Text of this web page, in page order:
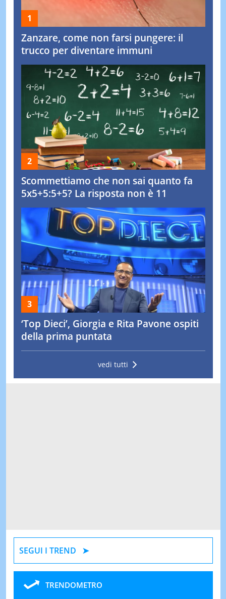
Zanzare, come non farsi pungere: il
trucco per diventare immuni
Scommettiamo che non sai quanto fa
5x5+5:5+5? La risposta non è 11
‘Top Dieci’, Giorgia e Rita Pavone ospiti
della prima puntata
vedi tutti
SEGUI I TREND
TRENDOMETRO